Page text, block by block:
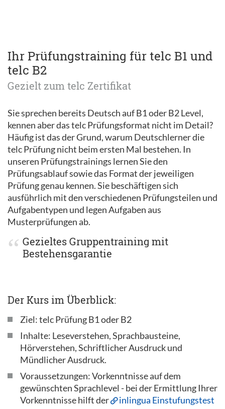
Ihr Prüfungstraining für telc B1 und
telc B2
Gezielt zum telc Zertifikat
Sie sprechen bereits Deutsch auf B1 oder B2 Level,
kennen aber das telc Prüfungsformat nicht im Detail?
Häufig ist das der Grund, warum Deutschlerner die
telc Prüfung nicht beim ersten Mal bestehen. In
unseren Prüfungstrainings lernen Sie den
Prüfungsablauf sowie das Format der jeweiligen
Prüfung genau kennen. Sie beschäftigen sich
ausführlich mit den verschiedenen Prüfungsteilen und
Aufgabentypen und legen Aufgaben aus
Musterprüfungen ab.
Gezieltes Gruppentraining mit
Bestehensgarantie
Der Kurs im Überblick:
Ziel: telc Prüfung B1 oder B2
Inhalte: Leseverstehen, Sprachbausteine,
Hörverstehen, Schriftlicher Ausdruck und
Mündlicher Ausdruck.
Voraussetzungen: Vorkenntnisse auf dem
gewünschten Sprachlevel - bei der Ermittlung Ihrer
Vorkenntnisse hilft der
inlingua Einstufungstest